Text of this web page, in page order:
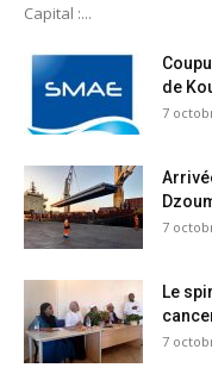
Capital :...
de
7
7
Le
7